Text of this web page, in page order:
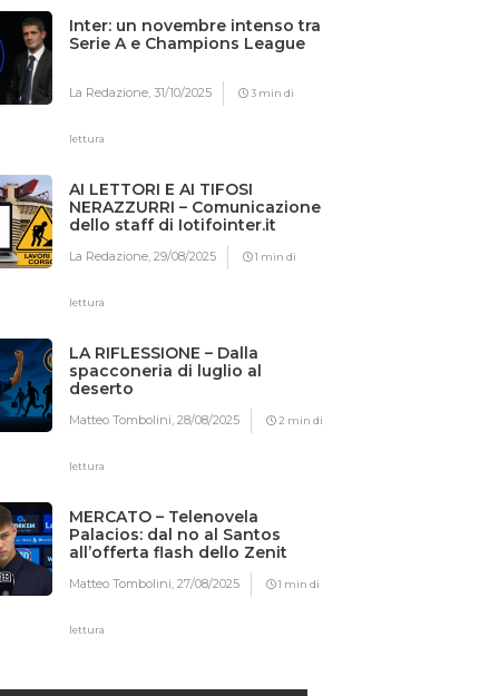
Inter: un novembre intenso tra
Serie A e Champions League
La Redazione,31/10/2025 3 min di
lettura
AI LETTORI E AI TIFOSI
NERAZZURRI – Comunicazione
dello staff di Iotifointer.it
La Redazione,29/08/2025 1 min di
lettura
LA RIFLESSIONE – Dalla
spacconeria di luglio al
deserto
Matteo Tombolini,28/08/2025 2 min di
lettura
MERCATO – Telenovela
Palacios: dal no al Santos
all’offerta flash dello Zenit
Matteo Tombolini,27/08/2025 1 min di
lettura